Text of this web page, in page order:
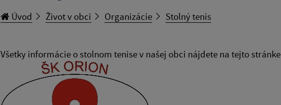
Úvod Život v obci Organizácie Stolný tenis
Všetky informácie o stolnom tenise v našej obci nájdete na tejto stránke